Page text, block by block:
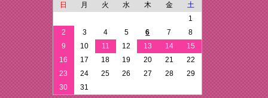
日
月 火 水 木 金
土
1
2
3 4 5 6 7
8
9
10 11 12 13 14
15
16
17 18 19 20 21
22
23
24 25 26 27 28
29
30
31